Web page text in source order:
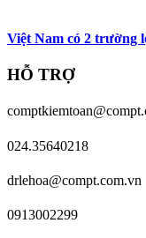
Việt Nam có 2 trường
HỖ TRỢ
024.35640218
drlehoa@compt.com.vn
0913002299